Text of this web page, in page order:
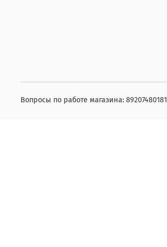
Вопросы по работе магазина: 89207480181